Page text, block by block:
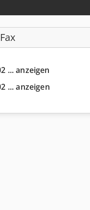
... anzeigen
... anzeigen